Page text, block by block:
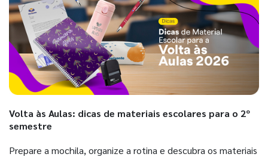
Volta às Aulas: dicas de materiais escolares para o 2º
semestre
Prepare a mochila, organize a rotina e descubra os materiais